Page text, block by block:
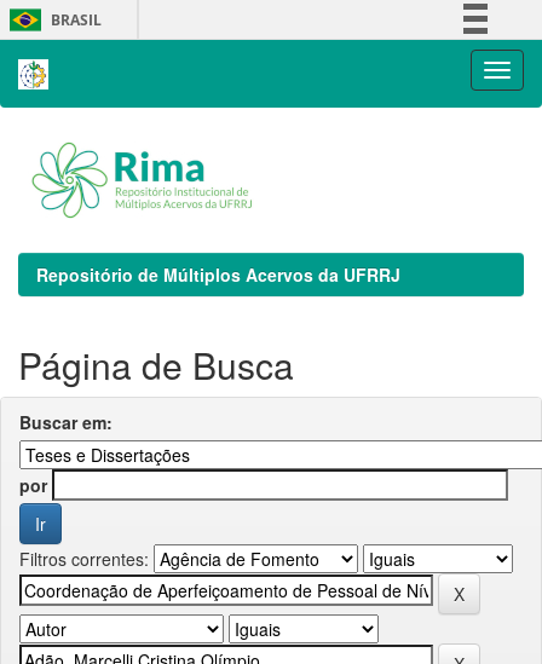
Skip
navigation
BRASIL
Repositório de Múltiplos Acervos da UFRRJ
Página de Busca
Buscar em:
por
Filtros correntes: